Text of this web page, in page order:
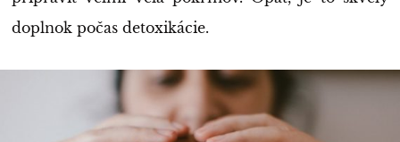
doplnok počas detoxikácie.